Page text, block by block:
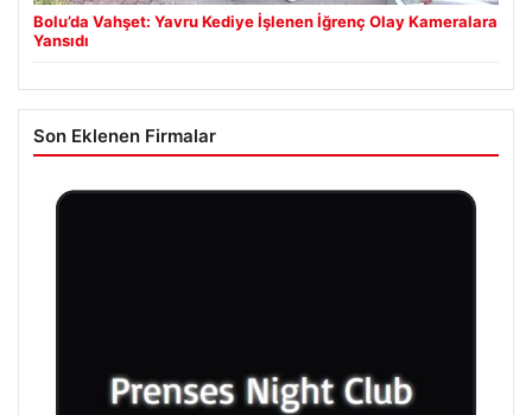
Bolu’da Vahşet: Yavru Kediye İşlenen İğrenç Olay Kameralara
Yansıdı
Son Eklenen Firmalar